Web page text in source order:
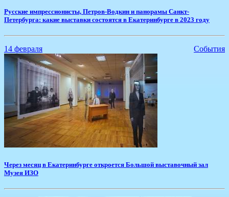
​Русские импрессионисты, Петров-Водкин и панорамы Санкт-
Петербурга: какие выставки состоятся в Екатеринбурге в 2023 году
14 февраля События
​Через месяц в Екатеринбурге откроется Большой выставочный зал
Музея ИЗО